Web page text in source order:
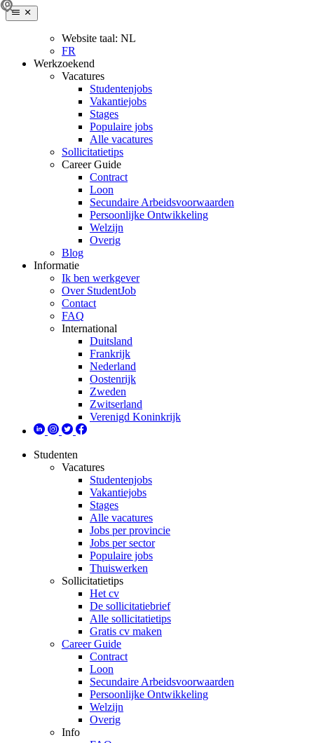
Website taal: NL
FR
Werkzoekend
Vacatures
Studentenjobs
Vakantiejobs
Stages
Populaire jobs
Alle vacatures
Sollicitatietips
Career Guide
Contract
Loon
Secundaire Arbeidsvoorwaarden
Persoonlijke Ontwikkeling
Welzijn
Overig
Blog
Informatie
Ik ben werkgever
Over StudentJob
Contact
FAQ
International
Duitsland
Frankrijk
Nederland
Oostenrijk
Zweden
Zwitserland
Verenigd Koninkrijk
Studenten
Vacatures
Studentenjobs
Vakantiejobs
Stages
Alle vacatures
Jobs per provincie
Jobs per sector
Populaire jobs
Thuiswerken
Sollicitatietips
Het cv
De sollicitatiebrief
Alle sollicitatietips
Gratis cv maken
Career Guide
Contract
Loon
Secundaire Arbeidsvoorwaarden
Persoonlijke Ontwikkeling
Welzijn
Overig
Info